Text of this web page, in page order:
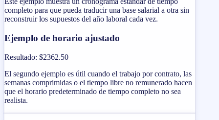
completo para que pueda traducir una base salarial a otra sin
reconstruir los supuestos del año laboral cada vez.
Ejemplo de horario ajustado
Resultado: $2362.50
El segundo ejemplo es útil cuando el trabajo por contrato, las
semanas comprimidas o el tiempo libre no remunerado hacen
que el horario predeterminado de tiempo completo no sea
realista.